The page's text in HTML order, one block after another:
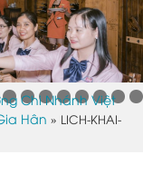
Chi Nhánh Việt
Hân » LICH-KHAI-